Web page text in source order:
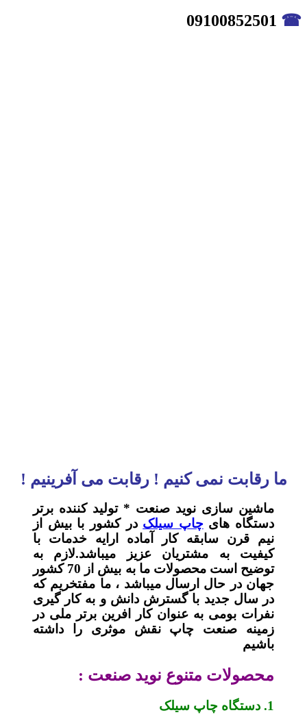
☎
ما رقابت نمی کنیم ! رقابت می آفرینیم !
ماشین سازی نوید صنعت * تولید کننده برتر
دستگاه هایچاپ سیلک در کشور با بیش از
نیم قرن سابقه کار آماده ارایه خدمات با
کیفیت به مشتریان عزیز میباشد.لازم به
توضیح است محصولات ما به بیش از 70 کشور
جهان در حال ارسال میباشد ، ما مفتخریم که
در سال جدید با گسترش دانش و به کار گیری
نفرات بومی به عنوان کار افرین برتر ملی در
زمینه صنعت چاپ نقش موثری را داشته
باشیم
محصولات متنوع نوید صنعت :
1. دستگاه چاپ سیلک